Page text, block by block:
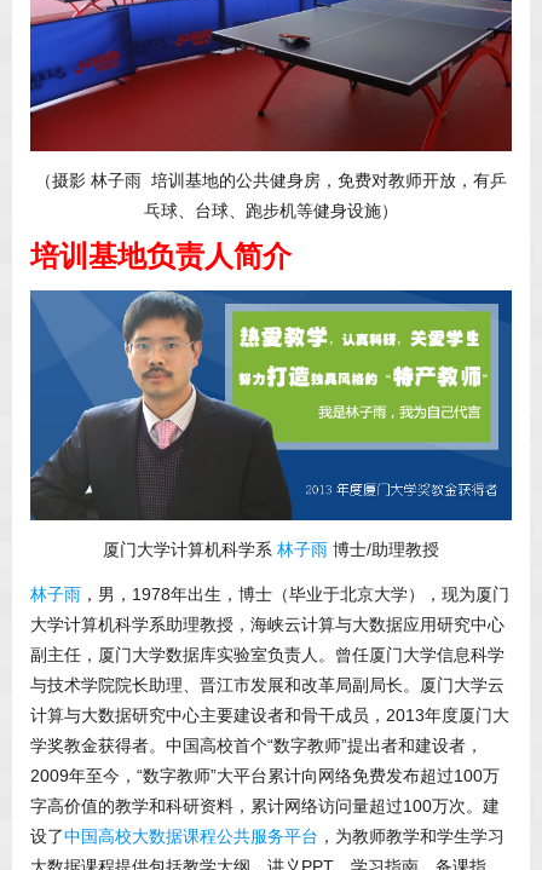
（摄影 林子雨 培训基地的公共健身房，免费对教师开放，有乒
乓球、台球、跑步机等健身设施）
培训基地负责人简介
厦门大学计算机科学系 林子雨 博士/助理教授
林子雨 ，男，1978年出生，博士（毕业于北京大学），现为厦门
大学计算机科学系助理教授，海峡云计算与大数据应用研究中心
副主任，厦门大学数据库实验室负责人。曾任厦门大学信息科学
与技术学院院长助理、晋江市发展和改革局副局长。厦门大学云
计算与大数据研究中心主要建设者和骨干成员，2013年度厦门大
学奖教金获得者。中国高校首个“数字教师”提出者和建设者，
2009年至今，“数字教师”大平台累计向网络免费发布超过100万
字高价值的教学和科研资料，累计网络访问量超过100万次。建
设了中国高校大数据课程公共服务平台 ，为教师教学和学生学习